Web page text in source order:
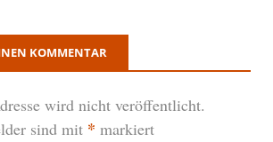
KOMMENTAR
wird nicht veröffentlicht.
sind mit * markiert